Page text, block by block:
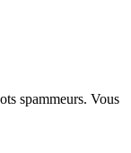
spammeurs. Vous